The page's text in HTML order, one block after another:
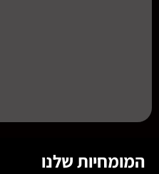
המומחיות שלנו